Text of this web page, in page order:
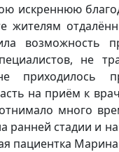
искреннюю
жителям
возможность
не
приходилось
на приём к
много
ранней стадии и
пациентка